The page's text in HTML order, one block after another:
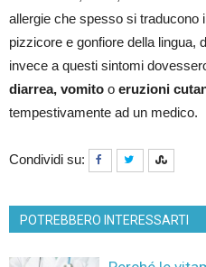
allergie che spesso si traducono
pizzicore e gonfiore della lingua,
invece a questi sintomi
diarrea, vomito o eruzioni
tempestivamente ad un medico.
Condividi su:
POTREBBERO INTERESSARTI